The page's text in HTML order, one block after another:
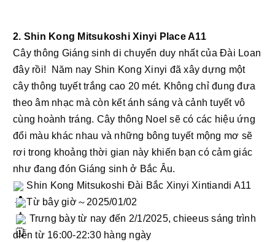
2. Shin Kong Mitsukoshi Xinyi Place A11
Cây thông Giáng sinh di chuyển duy nhất của Đài Loan
đây rồi!  Năm nay Shin Kong Xinyi đã xây dựng một
cây thông tuyết trắng cao 20 mét. Không chỉ đung đưa
theo âm nhạc mà còn kết ánh sáng và cảnh tuyết vô
cùng hoành tráng. Cây thông Noel sẽ có các hiệu ứng
đổi màu khác nhau và những bông tuyết mộng mơ sẽ
rơi trong khoảng thời gian này khiến bạn có cảm giác
như đang đón Giáng sinh ở Bắc Âu.
Shin Kong Mitsukoshi Đài Bắc Xinyi Xintiandi A11
Từ bây giờ～2025/01/02
Trưng bày từ nay đến 2/1/2025, chieeus sáng trình
diễn từ 16:00-22:30 hàng ngày